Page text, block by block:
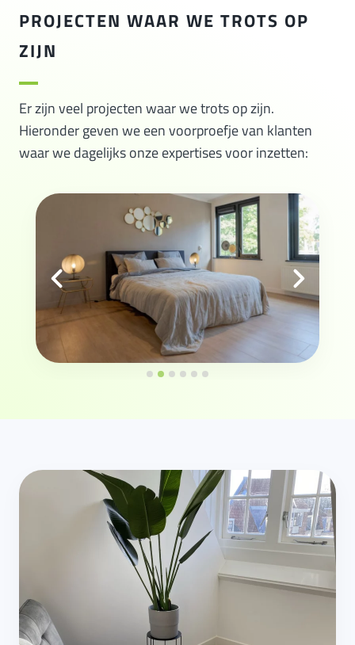
PROJECTEN WAAR WE TROTS OP
ZIJN
Er zijn veel projecten waar we trots op zijn.
Hieronder geven we een voorproefje van klanten
waar we dagelijks onze expertises voor inzetten: